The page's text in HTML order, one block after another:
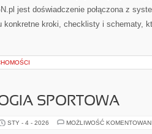
jest doświadczenie połączona z
konkretne kroki, checklisty i schematy,
SPORTOWA
STY - 4 - 2026 MOŻLIWOŚĆ